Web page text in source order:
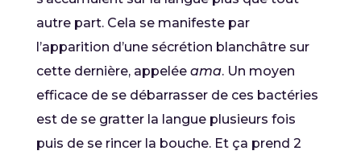
autre part. Cela se manifeste par
l’apparition d’une sécrétion blanchâtre sur
cette dernière, appelée ama. Un moyen
efficace de se débarrasser de ces bactéries
est de se gratter la langue plusieurs fois
puis de se rincer la bouche. Et ça prend 2